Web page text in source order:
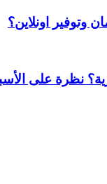
وتوفير اونلاين؟
نظرة على